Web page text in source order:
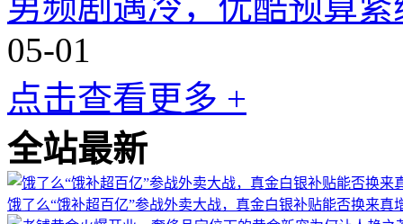
05-01
点击查看更多 +
全站最新
饿了么“饿补超百亿”参战外卖大战，真金白银补贴能否换来真